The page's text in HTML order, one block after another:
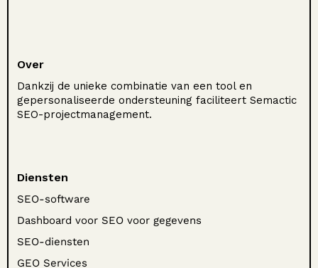
Over
Dankzij de unieke combinatie van een tool en
gepersonaliseerde ondersteuning faciliteert Semactic
SEO-projectmanagement.
Diensten
SEO-software
Dashboard voor SEO voor gegevens
SEO-diensten
GEO Services